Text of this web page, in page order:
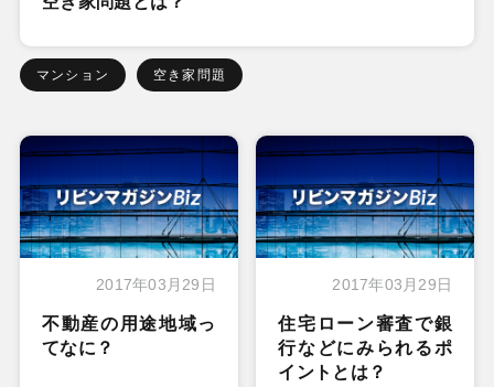
マンション 空き家問題
2017年03月29日
不動産の用途地域っ
てなに？
2017年03月29日
住宅ローン審査で銀
行などにみられるポ
イントとは？